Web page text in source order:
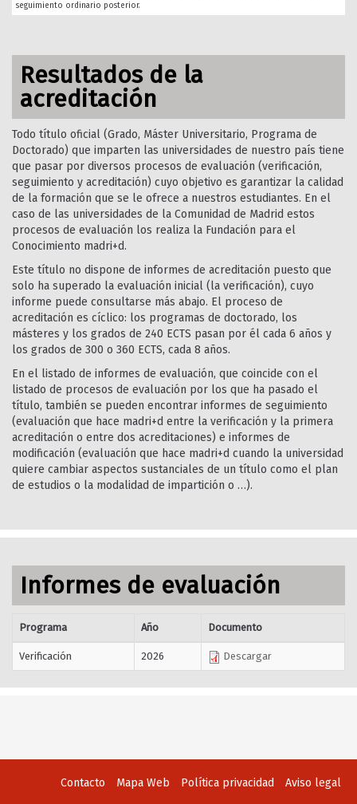
seguimiento ordinario posterior.
Resultados de la
acreditación
Todo título oficial (Grado, Máster Universitario, Programa de
Doctorado) que imparten las universidades de nuestro país tiene
que pasar por diversos procesos de evaluación (verificación,
seguimiento y acreditación) cuyo objetivo es garantizar la calidad
de la formación que se le ofrece a nuestros estudiantes. En el
caso de las universidades de la Comunidad de Madrid estos
procesos de evaluación los realiza la Fundación para el
Conocimiento madri+d.
Este título no dispone de informes de acreditación puesto que
solo ha superado la evaluación inicial (la verificación), cuyo
informe puede consultarse más abajo. El proceso de
acreditación es cíclico: los programas de doctorado, los
másteres y los grados de 240 ECTS pasan por él cada 6 años y
los grados de 300 o 360 ECTS, cada 8 años.
En el listado de informes de evaluación, que coincide con el
listado de procesos de evaluación por los que ha pasado el
título, también se pueden encontrar informes de seguimiento
(evaluación que hace madri+d entre la verificación y la primera
acreditación o entre dos acreditaciones) e informes de
modificación (evaluación que hace madri+d cuando la universidad
quiere cambiar aspectos sustanciales de un título como el plan
de estudios o la modalidad de impartición o …).
Informes de evaluación
Programa Año Documento
Verificación 2026 Descargar
Contacto Mapa Web Política privacidad Aviso legal